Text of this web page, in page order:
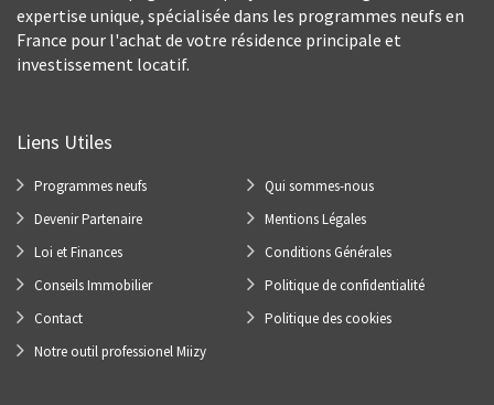
expertise unique, spécialisée dans les programmes neufs en
France pour l'achat de votre résidence principale et
investissement locatif.
Liens Utiles
Programmes neufs
Devenir Partenaire
Loi et Finances
Conseils Immobilier
Contact
Notre outil professionel Miizy
Qui sommes-nous
Mentions Légales
Conditions Générales
Politique de confidentialité
Politique des cookies